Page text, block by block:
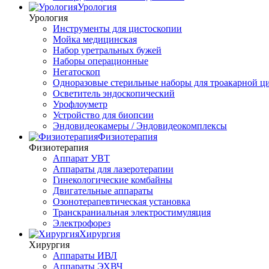
Урология
Урология
Инструменты для цистоскопии
Мойка медицинская
Набор уретральных бужей
Наборы операционные
Негатоскоп
Одноразовые стерильные наборы для троакарной
Осветитель эндоскопический
Урофлоуметр
Устройство для биопсии
Эндовидеокамеры / Эндовидеокомплексы
Физиотерапия
Физиотерапия
Аппарат УВТ
Аппараты для лазеротерапии
Гинекологические комбайны
Двигательные аппараты
Озонотерапевтическая установка
Транскраниальная электростимуляция
Электрофорез
Хирургия
Хирургия
Аппараты ИВЛ
Аппараты ЭХВЧ